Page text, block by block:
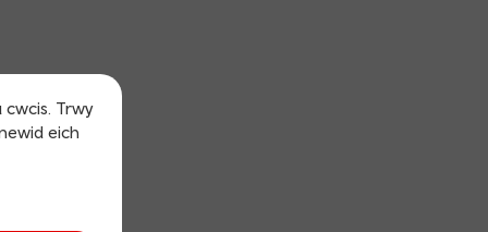
cwcis. Trwy
eich